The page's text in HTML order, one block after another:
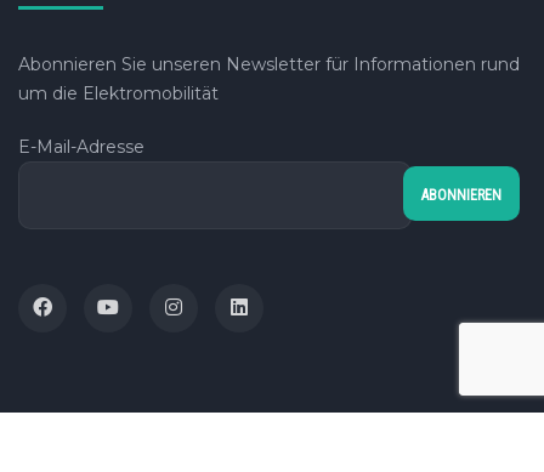
Abonnieren Sie unseren Newsletter für Informationen rund
um die Elektromobilität
E-Mail-Adresse